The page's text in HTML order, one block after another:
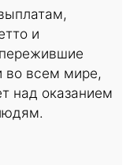
и
во всем мире,
над оказанием